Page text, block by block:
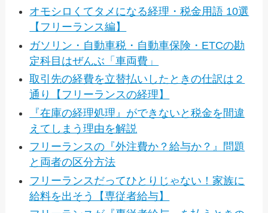
オモシロくてタメになる経理・税金用語 10選
【フリーランス編】
ガソリン・自動車税・自動車保険・ETCの勘
定科目はぜんぶ「車両費」
取引先の経費を立替払いしたときの仕訳は２
通り【フリーランスの経理】
『在庫の経理処理』ができないと税金を間違
えてしまう理由を解説
フリーランスの『外注費か？給与か？』問題
と両者の区分方法
フリーランスだってひとりじゃない！家族に
給料を出そう【専従者給与】